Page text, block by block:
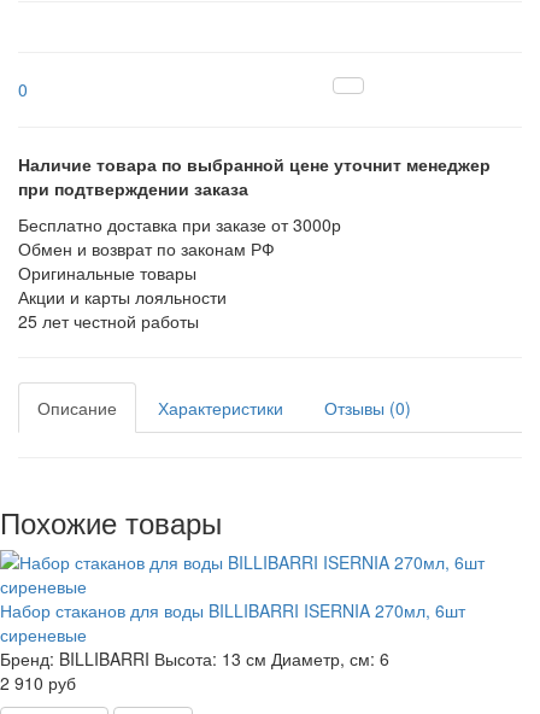
0
Наличие товара по выбранной цене уточнит менеджер
при подтверждении заказа
Бесплатно доставка при заказе от 3000р
Обмен и возврат по законам РФ
Оригинальные товары
Акции и карты лояльности
25 лет честной работы
Описание Характеристики Отзывы (0)
Похожие товары
Набор стаканов для воды BILLIBARRI ISERNIA 270мл, 6шт
сиреневые
Бренд: BILLIBARRI Высота: 13 см Диаметр, см: 6
2 910 руб